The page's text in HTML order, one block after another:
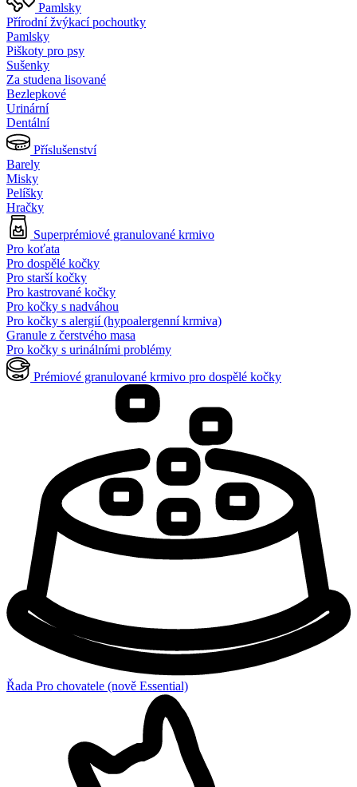
Pamlsky
Přírodní žvýkací pochoutky
Pamlsky
Piškoty pro psy
Sušenky
Za studena lisované
Bezlepkové
Urinární
Dentální
Příslušenství
Barely
Misky
Pelíšky
Hračky
Superprémiové granulované krmivo
Pro koťata
Pro dospělé kočky
Pro starší kočky
Pro kastrované kočky
Pro kočky s nadváhou
Pro kočky s alergií (hypoalergenní krmiva)
Granule z čerstvého masa
Pro kočky s urinálními problémy
Prémiové granulované krmivo pro dospělé kočky
Řada Pro chovatele (nově Essential)